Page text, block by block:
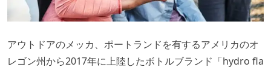
アウトドアのメッカ、ポートランドを有するアメリカのオ
レゴン州から2017年に上陸したボトルブランド「hydro fla